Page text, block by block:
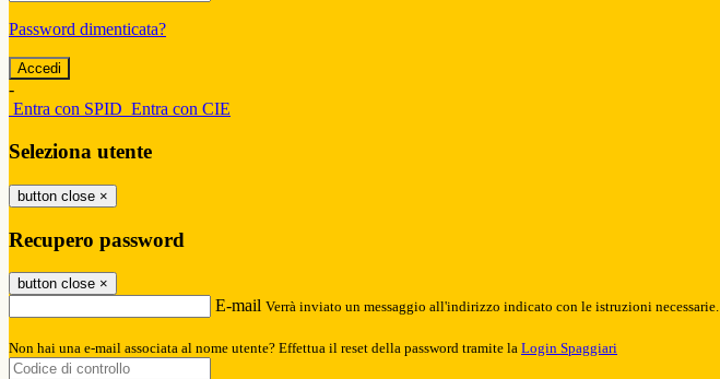
Password dimenticata?
-
Entra con SPID Entra con CIE
Seleziona utente
button close ×
Recupero password
button close ×
E-mail Verrà inviato un messaggio all'indirizzo indicato con le istruzioni necessarie.
Non hai una e-mail associata al nome utente? Effettua il reset della password tramite la Login Spaggiari